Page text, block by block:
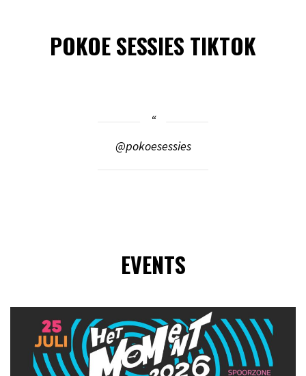
POKOE SESSIES TIKTOK
@pokoesessies
EVENTS